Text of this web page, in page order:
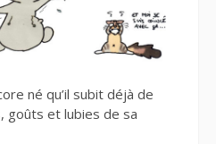
né qu’il subit déjà de
goûts et lubies de sa